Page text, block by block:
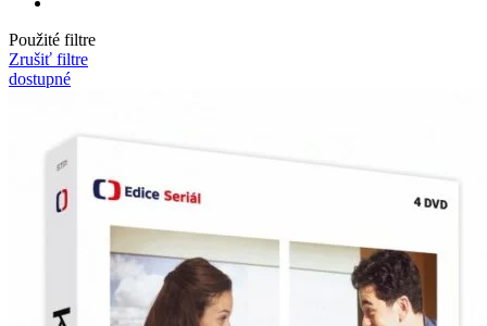
Použité filtre
Zrušiť filtre
dostupné